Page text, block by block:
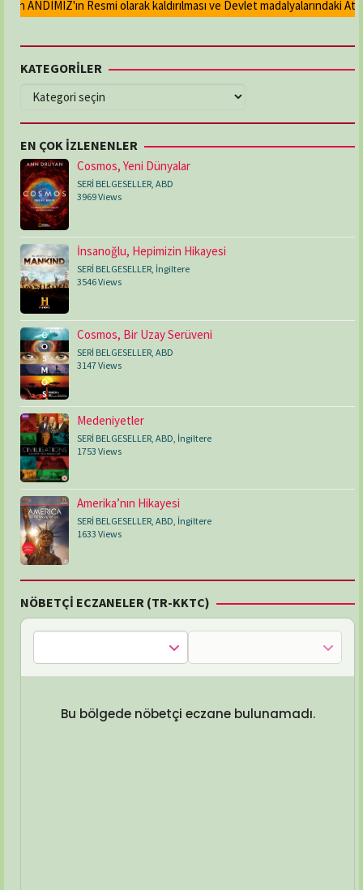
ANDIMIZ'ın Resmi olarak kaldırılması ve Devlet madalyalarındaki
KATEGORİLER
KATEGORİLER
EN ÇOK İZLENENLER
Cosmos, Yeni Dünyalar
SERİ BELGESELLER, ABD
3969 Views
İnsanoğlu, Hepimizin Hikayesi
SERİ BELGESELLER, İngiltere
3546 Views
Cosmos, Bir Uzay Serüveni
SERİ BELGESELLER ABD
3147 Views
Medeniyetler
SERİ BELGESELLER ABD İngiltere
1753 Views
Amerika’nın Hikayesi
SERİ BELGESELLER ABD İngiltere
1633 Views
NÖBETÇİ ECZANELER (TR-KKTC)
Bu bölgede nöbetçi eczane bulunamadı.